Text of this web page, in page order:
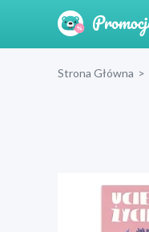
Strona Główna >